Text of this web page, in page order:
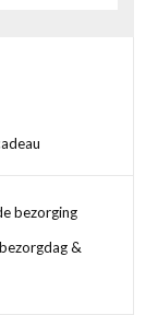
bezorging
&